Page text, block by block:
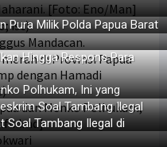
Pura Milik Polda Papua Barat
Hingga Respons Para
Polhukam, Ini yang
Soal Tambang Ilegal
Soal Tambang Ilegal di